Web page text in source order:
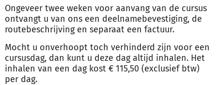
Ongeveer twee weken voor aanvang van de cursus
ontvangt u van ons een deelnamebevestiging, de
routebeschrijving en separaat een factuur.
Mocht u onverhoopt toch verhinderd zijn voor een
cursusdag, dan kunt u deze dag altijd inhalen. Het
inhalen van een dag kost € 115,50 (exclusief btw)
per dag.